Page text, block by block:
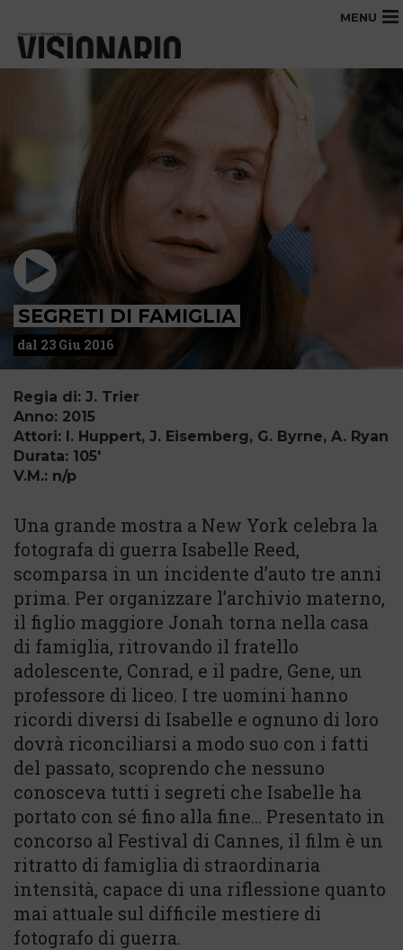
MENU
SEGRETI DI FAMIGLIA
dal 23 Giu 2016
Regia di: J. Trier
Anno: 2015
Attori: I. Huppert, J. Eisemberg, G. Byrne, A. Ryan
Durata: 105'
V.M.: n/p
Una grande mostra a New York celebra la
fotografa di guerra Isabelle Reed,
scomparsa in un incidente d’auto tre anni
prima. Per organizzare l’archivio materno,
il figlio maggiore Jonah torna nella casa
di famiglia, ritrovando il fratello
adolescente, Conrad, e il padre, Gene, un
professore di liceo. I tre uomini hanno
ricordi diversi di Isabelle e ognuno di loro
dovrà riconciliarsi a modo suo con i fatti
del passato, scoprendo che nessuno
conosceva tutti i segreti che Isabelle ha
portato con sé fino alla fine… Presentato in
concorso al Festival di Cannes, il film è un
ritratto di famiglia di straordinaria
intensità, capace di una riflessione quanto
mai attuale sul difficile mestiere di
fotografo di guerra.